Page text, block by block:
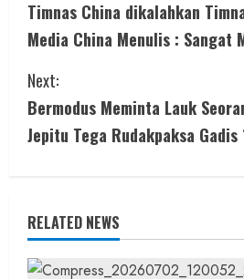
o
n
t
i
u
e
Timnas China dikalahkan
Media China Menulis : Sangat
Next:
Bermodus Meminta Lauk
Jepitu Tega Rudakpaksa Gadis
RELATED NEWS